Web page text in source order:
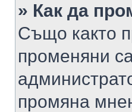
» Как да
Също както
променяни
промяна